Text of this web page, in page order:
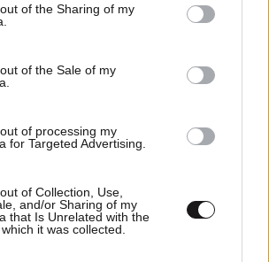
visit or usage behaviour. You may click to
to Google and its third-party tags to
specified purposes in below Google
of the Sharing of my
of the Sale of my
of processing my
for Targeted Advertising.
of Collection, Use,
and/or Sharing of my
that Is Unrelated with the
it was collected.
εξαπέλυσε βλήμα, πιθανόν
προς τη θάλασσα της
NEWSBEASTστοGoogle News
πρώτοι όλες τις ειδήσεις